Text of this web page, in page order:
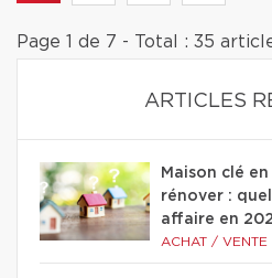
Page 1 de 7 - Total : 35
ARTICLES
Maison clé
rénover :
affaire en
ACHAT / VENTE